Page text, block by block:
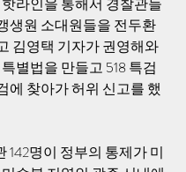
생원 소대원들을 전두환
김영택 기자가 권영해와
별법을 만들고 518 특검
에 찾아가 허위 신고를 했
142명이 정부의 통제가 미